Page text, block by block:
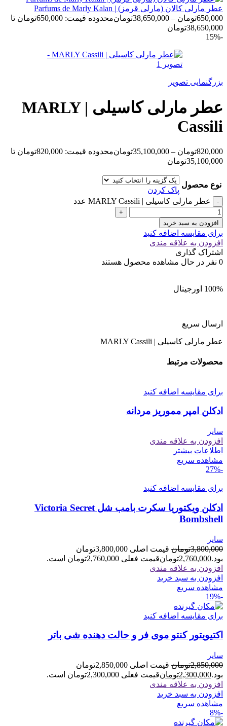
عطر مارلی کالان (مارلی قرمز) | Parfums de Marly Kalan
650,000تومان –
38,650,000تومان
محدوده قیمت: 650,000تومان تا
38,650,000تومان
-15%
بزرگنمایی تصویر
عطر مارلی کاسیلی | MARLY
Cassili
820,000تومان –
35,100,000تومان
محدوده قیمت: 820,000تومان تا
35,100,000تومان
نوع محصول
پاک کردن
عطر مارلی کاسیلی | MARLY Cassili عدد
افزودن به سبد خرید
برای مقایسه اضافه کنید
افزودن به علاقه مندی
اشتراک گذاری
0 نفر در حال مشاهده محصول هستند
100% اورجینال
ارسال سریع
عطر مارلی کاسیلی | MARLY Cassili
محصولات مرتبط
برای مقایسه اضافه کنید
ادکلن امپر مموریز مردانه
سایر
افزودن به علاقه مندی
اطلاعات بیشتر
مشاهده سریع
-27%
برای مقایسه اضافه کنید
ادکلن ویکتوریا سکرت بامب شل Victoria Secret
Bombshell
سایر
3,800,000تومان
قیمت اصلی 3,800,000تومان
بود.2,760,000تومانقیمت فعلی 2,760,000تومان است.
افزودن به علاقه مندی
افزودن به سبد خرید
مشاهده سریع
-19%
برای مقایسه اضافه کنید
اکتیویتور کنتو موی فر و حالت دهنده شی باتر
سایر
2,850,000تومان
قیمت اصلی 2,850,000تومان
بود.2,300,000تومانقیمت فعلی 2,300,000تومان است.
افزودن به علاقه مندی
افزودن به سبد خرید
مشاهده سریع
-8%